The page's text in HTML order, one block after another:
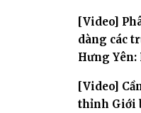
[Video]
dàng các
Hưng
[Video]
thỉnh Giới